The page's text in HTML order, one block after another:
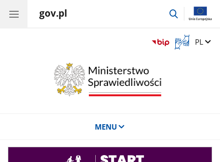
gov.pl
przejdź
Otwórz
okno
Zmień
PL
MENU